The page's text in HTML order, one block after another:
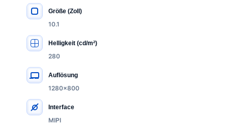
WICHTIGE SPEZIFIKATIONEN
Größe (Zoll)
10.1
Helligkeit (cd/m²)
280
Auflösung
1280×800
Interface
MIPI